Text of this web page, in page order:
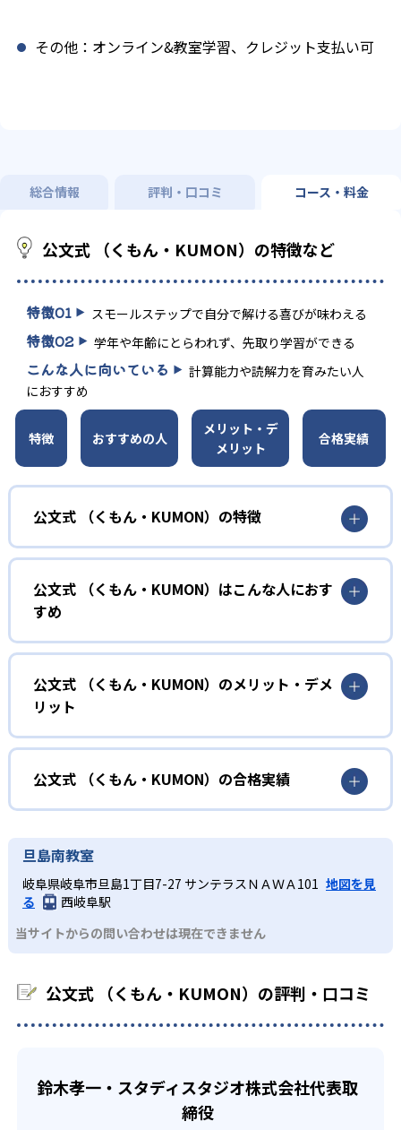
その他：オンライン&教室学習、クレジット支払い可
総合情報 評判・口コミ コース・料金
公文式 （くもん・KUMON）の特徴など
特徴01 スモールステップで自分で解ける喜びが味わえる
特徴02 学年や年齢にとらわれず、先取り学習ができる
こんな人に向いている
計算能力や読解力を育みたい人
におすすめ
特徴 おすすめの人
メリット・デ
メリット
合格実績
公文式 （くもん・KUMON）の特徴
01
無学年式の学力別学習
KUMONでは、年齢や学年にとらわれずに、一人ひとりの学
力に応じたレベルから学習を始めている。
確実に100点が取れるレベルから少しずつ難易度を上げてい
しさを経験できる。
KUMONの教材は、簡単な問題から高度な問題へと、スモー
ルステップで進んでいけるよう工夫されている。このスタ
イルは子どもの学習意欲をかき立てるため、教えてもらう
という受け身の姿勢ではなく、自ら進んで学ぶ姿勢を身に
つけられるだろう。
また、自学学習スタイルで学ぶ子どもたちは、自らの学習
課題に気がつくようになる。学年を超えた範囲も学習でき
るため、早い時期から高校教材に進む生徒もいる。
03 フレキシブルな受講スタイル
でも週2回受講できる。そのため、部活や他の習い事で忙し
らのオンライン受講と通室を組み合わせることも可能だ。
公文式 （くもん・KUMON）はこんな人におす
すめ
幼児
小学校に入る準備をしたい幼児向け
KUMONでは細かいステップに分かれた教材で、わかる楽し
さを経験しながら無理なく力を高めていける。
性格や学習への取り組み姿勢に合わせて内容も調整するた
め、小学校に入ってもつまずきにくい学力を身につけられ
るだろう。
中学に向けて苦手教科を克服したい子ども向け
KUMONでは経験豊富な先生が、子どものやる気を引き出せ
るよう適切なヒントを与えたり、声かけをしたりしてい
少しずつ苦手意識を克服できるだろう。
部活や習い事と両立したい生徒向け
KUMONでは、一人ひとりの学習状況やスケジュールに合わ
宿題の量や進め方に関しては、いつでも気軽に相談可能
だ。
公文式 （くもん・KUMON）のメリット・デメ
リット
どんなメリットがある？
KUMONでは自学自習スタイルで勉強するため、集中力や目
標に向かって頑張りやり抜く力を育むことができる。ま
た、年齢や学年にとらわれずに自分の学力に相応したレベ
ルから学習できるため、難しすぎてやる気を損ねたり、簡
単すぎて退屈することもない。
どんなデメリットがある？
KUMONでは、中高生のクラスでも数学・英語・国語の3教
科に限られるため、その他の教科に関しては他塾を検討す
る必要があるだろう。
公文式 （くもん・KUMON）の合格実績
KUMONは、公式サイトでは合格実績は公開していない。志
望校への実績があるかどうかは、通う予定の教室に問い合
わせたい。
旦島南教室
岐阜県岐阜市旦島1丁目7-27 サンテラスＮＡＷＡ101 地図を見
る
西岐阜駅
当サイトからの問い合わせは現在できません
公文式 （くもん・KUMON）の評判・口コミ
鈴木孝一・スタディスタジオ株式会社代表取
締役